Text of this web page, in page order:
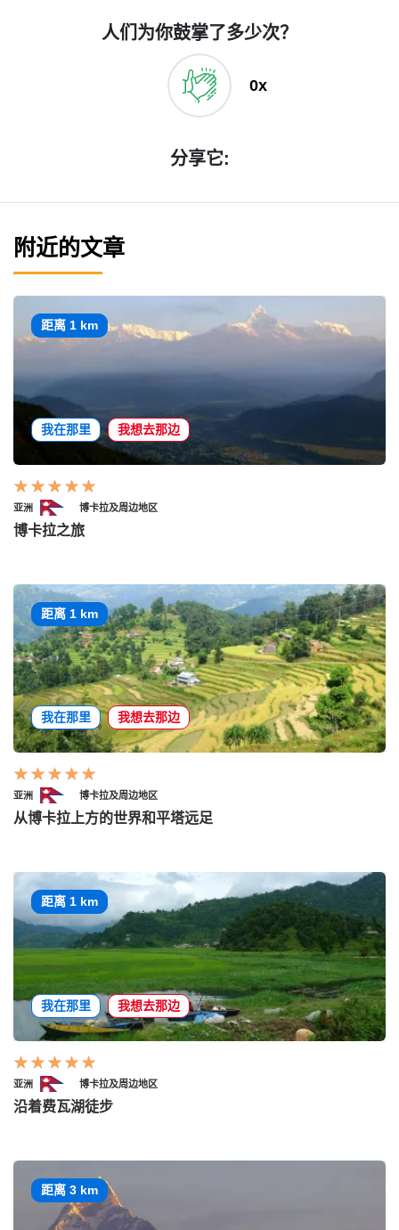
人们为你鼓掌了多少次？
0x
分享它:
附近的文章
距离 1 km
我在那里 我想去那边
亚洲 博卡拉及周边地区
博卡拉之旅
距离 1 km
我在那里 我想去那边
亚洲 博卡拉及周边地区
从博卡拉上方的世界和平塔远足
距离 1 km
我在那里 我想去那边
亚洲 博卡拉及周边地区
沿着费瓦湖徒步
距离 3 km